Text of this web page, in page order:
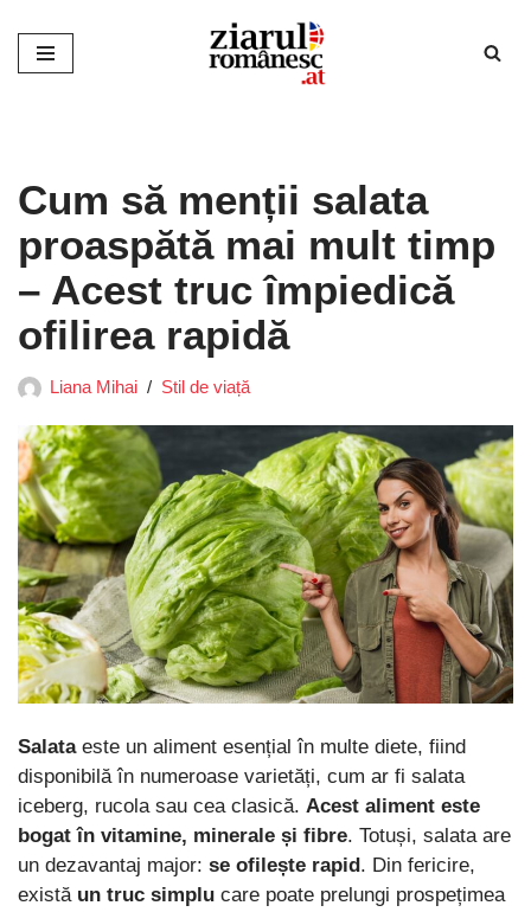
Sari
Cum să menții salata
proaspătă mai mult timp
– Acest truc împiedică
ofilirea rapidă
Liana Mihai Stil de viață
Salataeste un aliment esențial în multe diete, fiind
disponibilă în numeroase varietăți, cum ar fi salata
iceberg, rucola sau cea clasică. Acest aliment este
bogat în vitamine, minerale și fibre. Totuși, salata are
un dezavantaj major: se ofilește rapid. Din fericire,
existăun truc simplu care poate prelungi prospețimea